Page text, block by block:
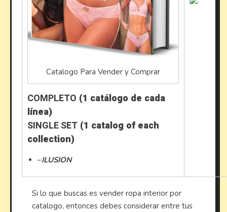
Catalogo Para Vender y Comprar
COMPLETO (1 catálogo de cada
línea)
SINGLE SET (1 catalog of each
collection)
–ILUSION
Si lo que buscas es vender ropa interior por
catalogo, entonces debes considerar entre tus